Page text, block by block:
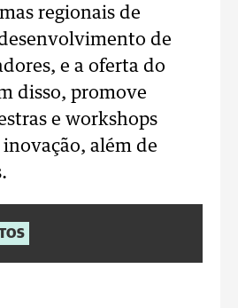
regionais de
de
e a oferta do
disso, promove
e workshops
além de